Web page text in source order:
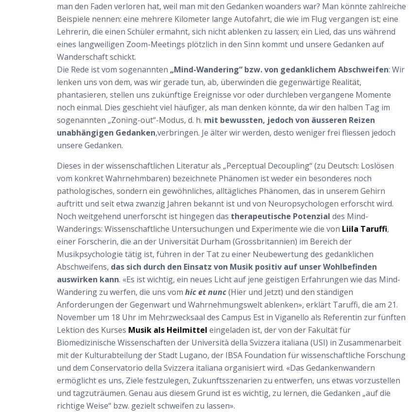
man den Faden verloren hat, weil man mit den Gedanken woanders war? Man könnte zahlreiche
Beispiele nennen: eine mehrere Kilometer lange Autofahrt, die wie im Flug vergangen ist; eine
Lehrerin, die einen Schüler ermahnt, sich nicht ablenken zu lassen; ein Lied, das uns während
eines langweiligen Zoom-Meetings plötzlich in den Sinn kommt und unsere Gedanken auf
Wanderschaft schickt.
Die Rede ist vom sogenannten „Mind-Wandering“ bzw. von gedanklichem Abschweifen: Wir
lenken uns von dem, was wir gerade tun, ab, überwinden die gegenwärtige Realität,
phantasieren, stellen uns zukünftige Ereignisse vor oder durchleben vergangene Momente
noch einmal. Dies geschieht viel häufiger, als man denken könnte, da wir den halben Tag im
sogenannten „Zoning-out“-Modus, d. h. mit bewussten, jedoch von äusseren Reizen
unabhängigen Gedanken,verbringen. Je älter wir werden, desto weniger frei fliessen jedoch
unsere Gedanken.
Dieses in der wissenschaftlichen Literatur als „Perceptual Decoupling“ (zu Deutsch: Loslösen
vom konkret Wahrnehmbaren) bezeichnete Phänomen ist weder ein besonderes noch
pathologisches, sondern ein gewöhnliches, alltägliches Phänomen, das in unserem Gehirn
auftritt und seit etwa zwanzig Jahren bekannt ist und von Neuropsychologen erforscht wird.
Noch weitgehend unerforscht ist hingegen das therapeutische Potenzial des Mind-
Wanderings: Wissenschaftliche Untersuchungen und Experimente wie die von Liila Taruffi,
einer Forscherin, die an der Universität Durham (Grossbritannien) im Bereich der
Musikpsychologie tätig ist, führen in der Tat zu einer Neubewertung des gedanklichen
Abschweifens, das sich durch den Einsatz von Musik positiv auf unser Wohlbefinden
auswirken kann. «Es ist wichtig, ein neues Licht auf jene geistigen Erfahrungen wie das Mind-
Wandering zu werfen, die uns vom hic et nunc(Hier und Jetzt) und den ständigen
Anforderungen der Gegenwart und Wahrnehmungswelt ablenken», erklärt Taruffi, die am 21.
November um 18 Uhr im Mehrzwecksaal des Campus Est in Viganello als Referentin zur fünften
Lektion des Kurses Musik als Heilmittel eingeladen ist, der von der Fakultät für
Biomedizinische Wissenschaften der Università della Svizzera italiana (USI) in Zusammenarbeit
mit der Kulturabteilung der Stadt Lugano, der IBSA Foundation für wissenschaftliche Forschung
und dem Conservatorio della Svizzera italiana organisiert wird. «Das Gedankenwandern
ermöglicht es uns, Ziele festzulegen, Zukunftsszenarien zu entwerfen, uns etwas vorzustellen
und tagzuträumen. Genau aus diesem Grund ist es wichtig, zu lernen, die Gedanken „auf die
richtige Weise“ bzw. gezielt schweifen zu lassen».